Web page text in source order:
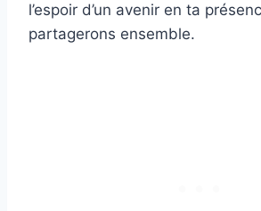
l’espoir d’un avenir en ta
partagerons ensemble.